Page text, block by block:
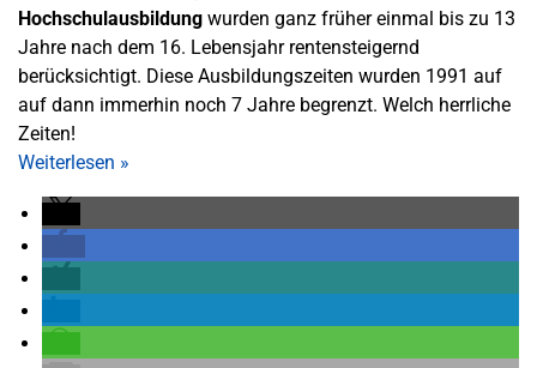
Hochschulausbildung wurden ganz früher einmal bis zu 13
Jahre nach dem 16. Lebensjahr rentensteigernd
berücksichtigt. Diese Ausbildungszeiten wurden 1991 auf
auf dann immerhin noch 7 Jahre begrenzt. Welch herrliche
Zeiten!
Weiterlesen »